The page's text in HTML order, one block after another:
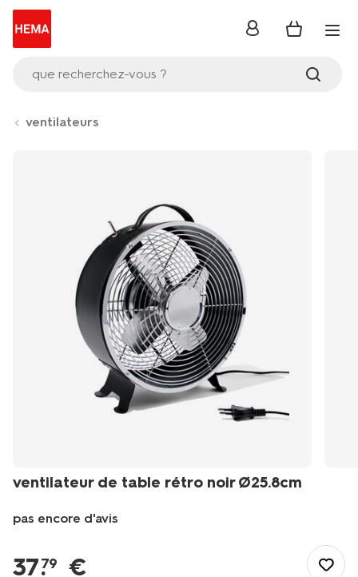
que recherchez-vous ?
se
ventilateurs
ventilateur de table rétro noir Ø25.8cm
pas encore d'avis
be/maison-
deco/deco/ventilateurs/ventilateur-
37.
79 €